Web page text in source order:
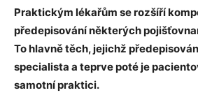
Praktickým lékařům se rozšíří
předepisování některých
To hlavně těch, jejichž
specialista a teprve poté je
samotní praktici.